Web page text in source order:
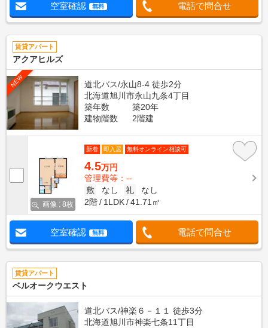
空室確認 無料 電話で問合せ
賃貸アパート
アクアヒルズ
NEW
道北バス/永山8-4 徒歩2分
北海道旭川市永山九条4丁目
築年数
築20年
建物階数
2階建
画像 : 8枚
新着 即入居 無料オンライン相談可
4.5万円
管理費等：--
敷
なし 礼
なし
2階
1LDK 41.71㎡
空室確認 無料 電話で問合せ
賃貸アパート
ベルオークウエスト
道北バス/神楽６－１１ 徒歩3分
北海道旭川市神楽七条11丁目